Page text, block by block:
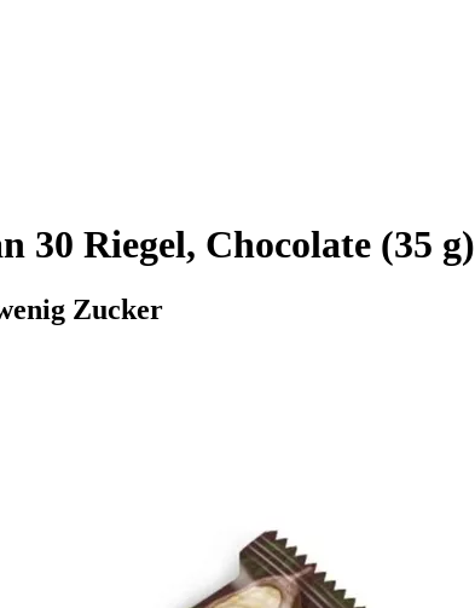
30 Riegel, Chocolate (35 g)
Zucker